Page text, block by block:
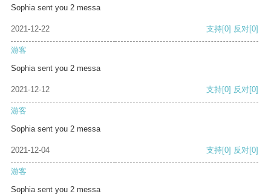
Sophia sent you 2 messa
2021-12-22 支持[0] 反对[0]
游客
Sophia sent you 2 messa
2021-12-12 支持[0] 反对[0]
游客
Sophia sent you 2 messa
2021-12-04 支持[0] 反对[0]
游客
Sophia sent you 2 messa